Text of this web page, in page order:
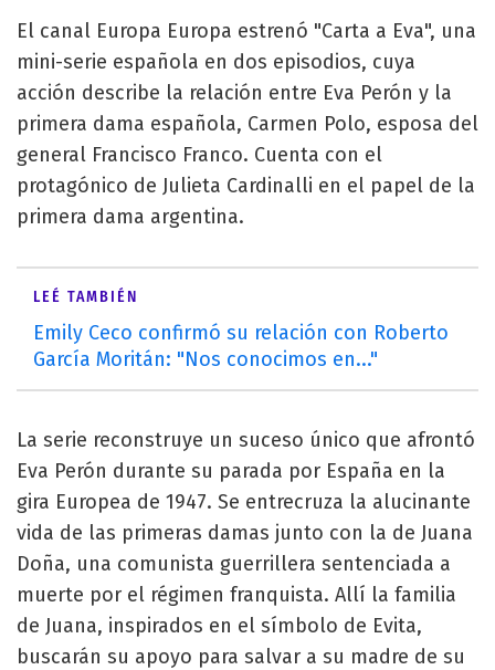
El canal Europa Europa estrenó "Carta a Eva", una
mini-serie española en dos episodios, cuya
acción describe la relación entre Eva Perón y la
primera dama española, Carmen Polo, esposa del
general Francisco Franco. Cuenta con el
protagónico de Julieta Cardinalli en el papel de la
primera dama argentina.
LEÉ TAMBIÉN
Emily Ceco confirmó su relación con Roberto
García Moritán: "Nos conocimos en..."
La serie reconstruye un suceso único que afrontó
Eva Perón durante su parada por España en la
gira Europea de 1947. Se entrecruza la alucinante
vida de las primeras damas junto con la de Juana
Doña, una comunista guerrillera sentenciada a
muerte por el régimen franquista. Allí la familia
de Juana, inspirados en el símbolo de Evita,
buscarán su apoyo para salvar a su madre de su